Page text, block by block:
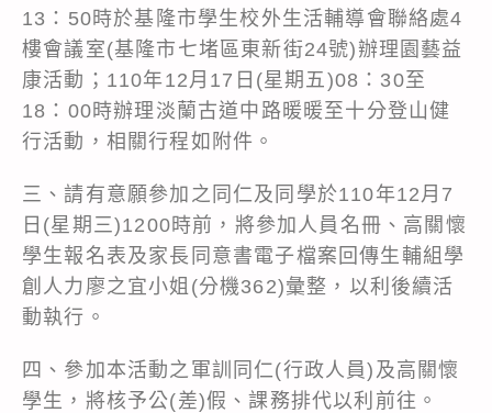
13：50時於基隆市學生校外生活輔導會聯絡處4
樓會議室(基隆市七堵區東新街24號)辦理園藝益
康活動；110年12月17日(星期五)08：30至
18：00時辦理淡蘭古道中路暖暖至十分登山健
行活動，相關行程如附件。
三、請有意願參加之同仁及同學於110年12月7
日(星期三)1200時前，將參加人員名冊、高關懷
學生報名表及家長同意書電子檔案回傳生輔組學
創人力廖之宜小姐(分機362)彙整，以利後續活
動執行。
四、參加本活動之軍訓同仁(行政人員)及高關懷
學生，將核予公(差)假、課務排代以利前往。